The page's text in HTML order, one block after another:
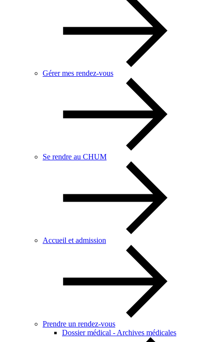
Gérer mes rendez-vous
Se rendre au CHUM
Accueil et admission
Prendre un rendez-vous
Dossier médical - Archives médicales